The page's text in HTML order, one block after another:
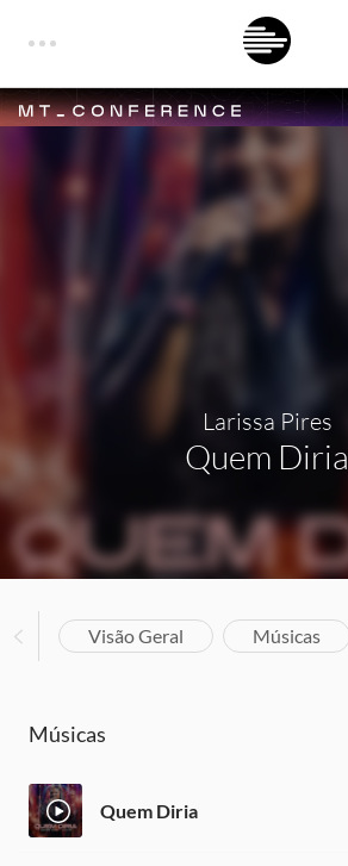
Larissa Pires
Quem Diria
Visão Geral Músicas
Músicas
Quem Diria